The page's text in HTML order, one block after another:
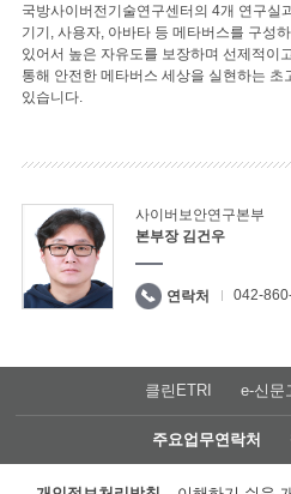
국방사이버전기술연구센터의 4개 연구실
기기, 사용자, 아바타 등 메타버스를 구성
있어서 높은 자유도를 보장하며 선제적이
통해 안전한 메타버스 세상을 실현하는 초
있습니다.
사이버보안연구본부
본부장 김건우
연락처 042-
클린ETRI e-신문
주요업무연락처